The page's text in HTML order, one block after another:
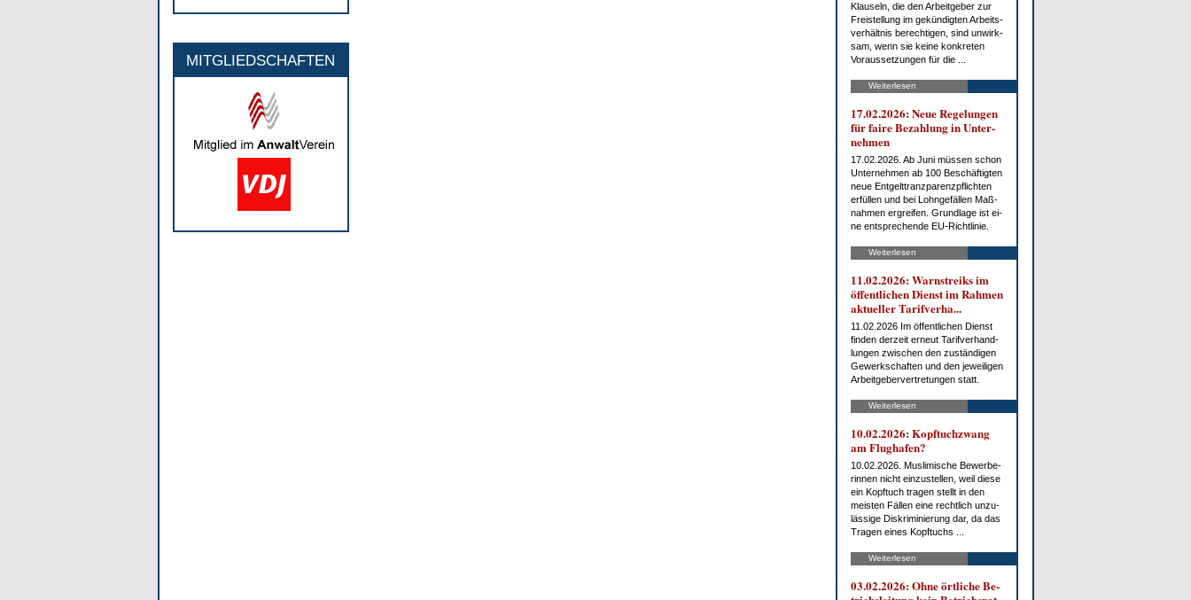
MITGLIEDSCHAFTEN
Klau­seln, die den Ar­beit­ge­ber zur
Frei­stel­lung im ge­kün­dig­ten Ar­beits­
ver­hält­nis be­rech­ti­gen, sind un­wirk­
sam, wenn sie kei­ne kon­kre­ten
Vor­aus­set­zun­gen für die ...
Weiterlesen
17.02.2026: Neue Re­ge­lun­gen
für fai­re Be­zah­lung in Un­ter­
neh­men
17.02.2026. Ab Ju­ni müs­sen schon
Un­ter­neh­men ab 100 Be­schäf­tig­ten
neue Ent­gelt­tranz­pa­renz­pflich­ten
er­fül­len und bei Lohn­ge­fäl­len Maß­
nah­men er­grei­fen. Grund­la­ge ist ei­
ne ent­spre­chen­de EU-Richt­li­nie.
Weiterlesen
11.02.2026: Warn­streiks im
öf­fent­li­chen Dienst im Rah­men
ak­tu­el­ler Ta­rif­ver­ha...
11.02.2026 Im öf­fent­li­chen Dienst
fin­den der­zeit er­neut Ta­rif­ver­hand­
lun­gen zwi­schen den zu­stän­di­gen
Ge­werk­schaf­ten und den je­wei­li­gen
Ar­beit­ge­ber­ver­tre­tun­gen statt.
Weiterlesen
10.02.2026: Kopf­tuch­zwang
am Flug­ha­fen?
10.02.2026. Mus­li­mi­sche Be­wer­be­
rin­nen nicht ein­zu­stel­len, weil die­se
ein Kopf­tuch tra­gen stellt in den
meis­ten Fäl­len ei­ne recht­lich un­zu­
läs­si­ge Dis­kri­mi­nie­rung dar, da das
Tra­gen ei­nes Kopf­tuchs ...
Weiterlesen
03.02.2026: Oh­ne ört­li­che Be­